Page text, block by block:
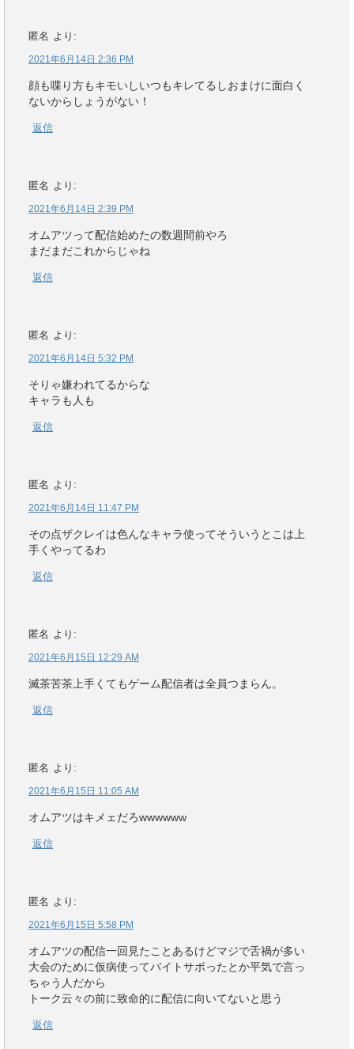
匿名 より:
2021年6月14日 2:36 PM
顔も喋り方もキモいしいつもキレてるしおまけに面白く
ないからしょうがない！
返信
匿名 より:
2021年6月14日 2:39 PM
オムアツって配信始めたの数週間前やろ
まだまだこれからじゃね
返信
匿名 より:
2021年6月14日 5:32 PM
そりゃ嫌われてるからな
キャラも人も
返信
匿名 より:
2021年6月14日 11:47 PM
その点ザクレイは色んなキャラ使ってそういうとこは上
手くやってるわ
返信
匿名 より:
2021年6月15日 12:29 AM
滅茶苦茶上手くてもゲーム配信者は全員つまらん。
返信
匿名 より:
2021年6月15日 11:05 AM
オムアツはキメェだろwwwwww
返信
匿名 より:
2021年6月15日 5:58 PM
オムアツの配信一回見たことあるけどマジで舌禍が多い
大会のために仮病使ってバイトサボったとか平気で言っ
ちゃう人だから
トーク云々の前に致命的に配信に向いてないと思う
返信